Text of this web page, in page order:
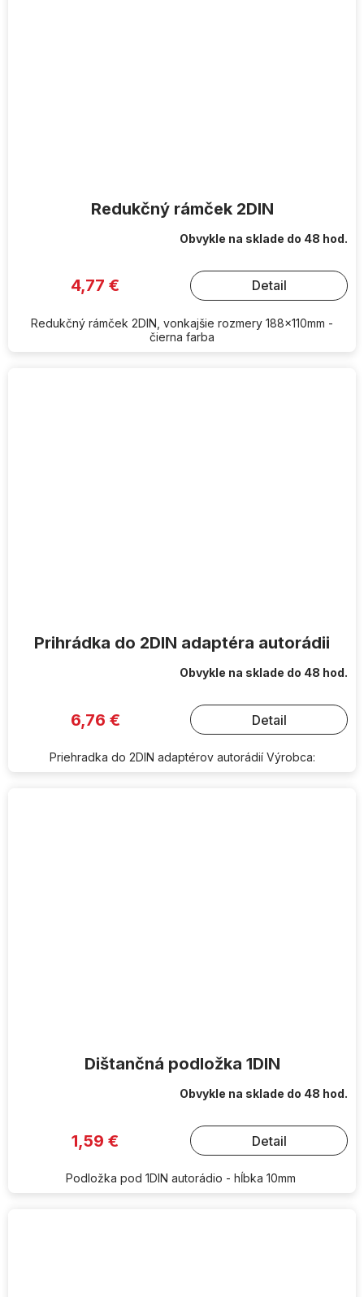
Redukčný rámček 2DIN
Obvykle na sklade do 48 hod.
4,77 € Detail
Redukčný rámček 2DIN, vonkajšie rozmery 188x110mm -
čierna farba
Prihrádka do 2DIN adaptéra autorádii
Obvykle na sklade do 48 hod.
6,76 € Detail
Priehradka do 2DIN adaptérov autorádií Výrobca:
Dištančná podložka 1DIN
Obvykle na sklade do 48 hod.
1,59 € Detail
Podložka pod 1DIN autorádio - hĺbka 10mm